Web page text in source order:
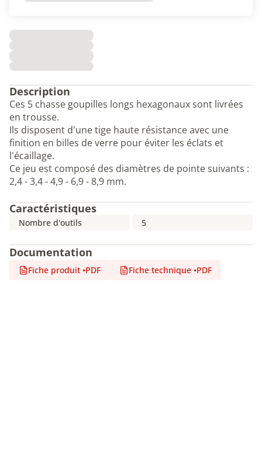
Description
Ces 5 chasse goupilles longs hexagonaux sont livrées
en trousse.
Ils disposent d'une tige haute résistance avec une
finition en billes de verre pour éviter les éclats et
l'écaillage.
Ce jeu est composé des diamètres de pointe suivants :
2,4 - 3,4 - 4,9 - 6,9 - 8,9 mm.
Caractéristiques
Nombre d'outils 5
Documentation
Fiche produit •PDF Fiche technique •PDF